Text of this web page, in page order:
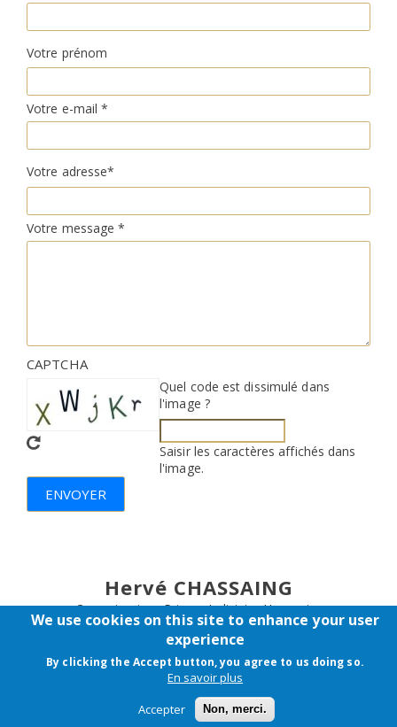
Votre prénom
Votre e-mail *
Votre adresse*
Votre message *
CAPTCHA
Quel code est dissimulé dans
l'image ?
Saisir les caractères affichés dans
l'image.
Hervé CHASSAING
Commissaire - Priseur Judiciaire Honoraire
Expert - Conseil en ventes publiques et en partages de famille
© 2026 | Tous droits réservés |Mentions légales
We use cookies on this site to enhance your user
experience
By clicking the Accept button, you agree to us doing so.
En savoir plus
Accepter
Non, merci.